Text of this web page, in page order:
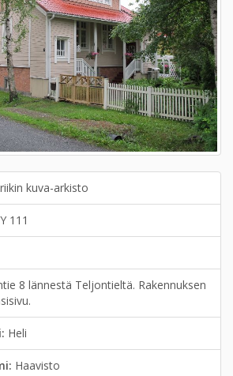
kuva-arkisto
111
8 lännestä Teljontieltä. Rakennuksen
Heli
Haavisto